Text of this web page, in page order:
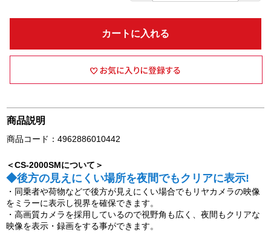
カートに入れる
商品説明
商品コード：4962886010442
＜CS-2000SMについて＞
◆後方の見えにくい場所を夜間でもクリアに表示!
・同乗者や荷物などで後方が見えにくい場合でもリヤカメラの映像
をミラーに表示し視界を確保できます。
・高画質カメラを採用しているので視野角も広く、夜間もクリアな
映像を表示・録画をする事ができます。